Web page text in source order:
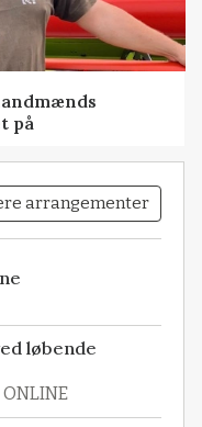
på
arrangementer
løbende